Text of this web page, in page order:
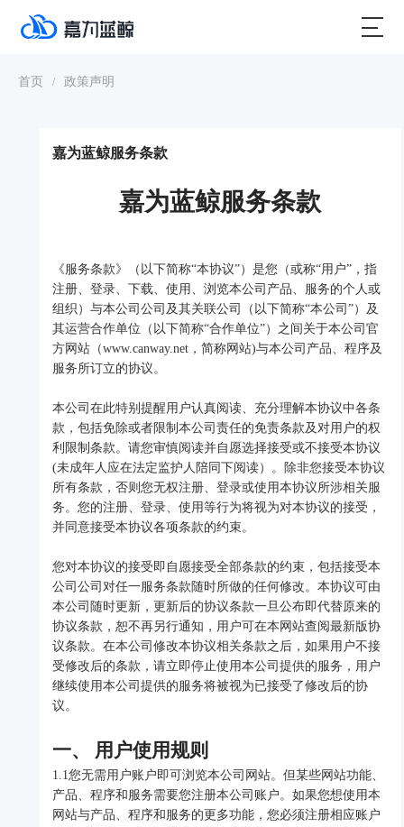
首页 / 政策声明
嘉为蓝鲸服务条款
嘉为蓝鲸服务条款
《服务条款》（以下简称“本协议”）是您（或称“用户”，指
注册、登录、下载、使用、浏览本公司产品、服务的个人或
组织）与本公司公司及其关联公司（以下简称“本公司”）及
其运营合作单位（以下简称“合作单位”）之间关于本公司官
方网站（www.canway.net，简称网站)与本公司产品、程序及
服务所订立的协议。
本公司在此特别提醒用户认真阅读、充分理解本协议中各条
款，包括免除或者限制本公司责任的免责条款及对用户的权
利限制条款。请您审慎阅读并自愿选择接受或不接受本协议
(未成年人应在法定监护人陪同下阅读）。除非您接受本协议
所有条款，否则您无权注册、登录或使用本协议所涉相关服
务。您的注册、登录、使用等行为将视为对本协议的接受，
并同意接受本协议各项条款的约束。
您对本协议的接受即自愿接受全部条款的约束，包括接受本
公司公司对任一服务条款随时所做的任何修改。本协议可由
本公司随时更新，更新后的协议条款一旦公布即代替原来的
协议条款，恕不再另行通知，用户可在本网站查阅最新版协
议条款。在本公司修改本协议相关条款之后，如果用户不接
受修改后的条款，请立即停止使用本公司提供的服务，用户
继续使用本公司提供的服务将被视为已接受了修改后的协
议。
一、 用户使用规则
1.1您无需用户账户即可浏览本公司网站。但某些网站功能、
产品、程序和服务需要您注册本公司账户。如果您想使用本
网站与产品、程序和服务的更多功能，您必须注册相应账户